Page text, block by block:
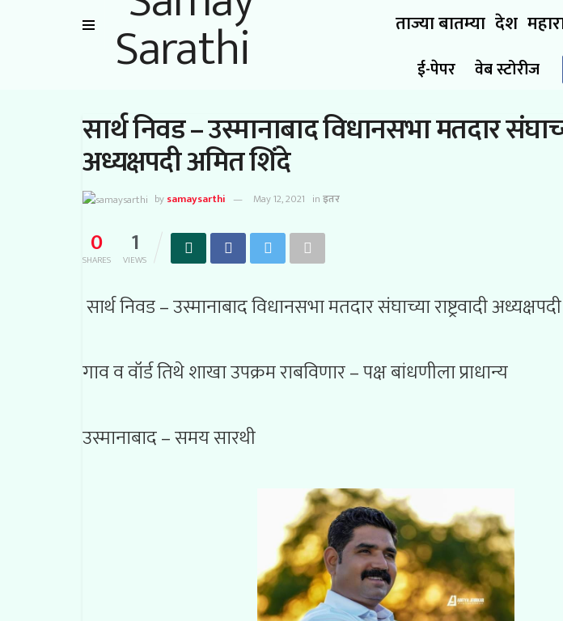
ताज्या बातम्या देश
ई-पेपर वेब स्टोरीज
सार्थ निवड – उस्मानाबाद विधानसभा मतदार
अध्यक्षपदी अमित शिंदे
bysamaysarthi May 12, 2021 inइतर
0
SHARES 1
VIEWS
सार्थ निवड – उस्मानाबाद विधानसभा मतदार संघाच्या राष्ट्रवादी
गाव व वॉर्ड तिथे शाखा उपक्रम राबविणार – पक्ष बांधणीला प्राधान्य
उस्मानाबाद – समय सारथी